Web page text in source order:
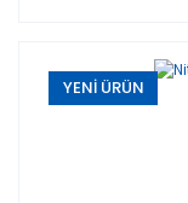
YENİ ÜRÜN